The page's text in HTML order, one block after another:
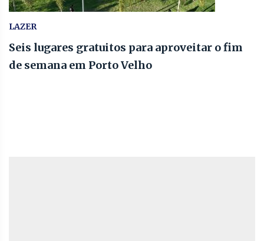
LAZER
Seis lugares gratuitos para aproveitar o fim
de semana em Porto Velho